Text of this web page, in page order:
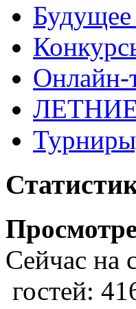
Онлайн-
Сейчас на
гостей: